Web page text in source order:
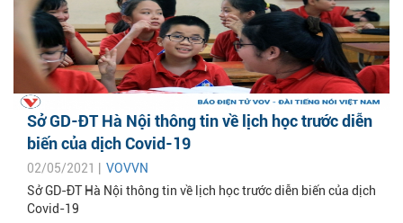
Sở GD-ĐT Hà Nội thông tin về lịch học trước diễn
biến của dịch Covid-19
02/05/2021 | VOVVN
Sở GD-ĐT Hà Nội thông tin về lịch học trước diễn biến của dịch
Covid-19